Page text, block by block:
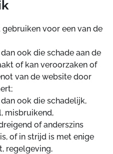
voor een van de
ook die schade aan de
of kan veroorzaken of
van de website door
ook die schadelijk,
misbruikend,
of anderszins
of in strijd is met enige
regelgeving,